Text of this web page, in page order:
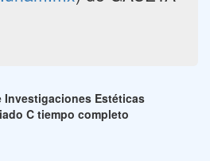
Estéticas
C tiempo completo